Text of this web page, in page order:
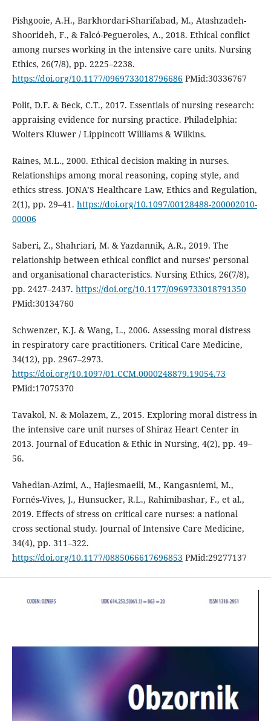
Pishgooie, A.H., Barkhordari-Sharifabad, M., Atashzadeh-
Shoorideh, F., & Falcó-Pegueroles, A., 2018. Ethical conflict
among nurses working in the intensive care units. Nursing
Ethics, 26(7/8), pp. 2225–2238.
https://doi.org/10.1177/0969733018796686 PMid:30336767
Polit, D.F. & Beck, C.T., 2017. Essentials of nursing research:
appraising evidence for nursing practice. Philadelphia:
Wolters Kluwer / Lippincott Williams & Wilkins.
Raines, M.L., 2000. Ethical decision making in nurses.
Relationships among moral reasoning, coping style, and
ethics stress. JONA’S Healthcare Law, Ethics and Regulation,
2(1), pp. 29–41. https://doi.org/10.1097/00128488-200002010-
00006
Saberi, Z., Shahriari, M. & Yazdannik, A.R., 2019. The
relationship between ethical conflict and nurses' personal
and organisational characteristics. Nursing Ethics, 26(7/8),
pp. 2427–2437. https://doi.org/10.1177/0969733018791350
PMid:30134760
Schwenzer, K.J. & Wang, L., 2006. Assessing moral distress
in respiratory care practitioners. Critical Care Medicine,
34(12), pp. 2967–2973.
https://doi.org/10.1097/01.CCM.0000248879.19054.73
PMid:17075370
Tavakol, N. & Molazem, Z., 2015. Exploring moral distress in
the intensive care unit nurses of Shiraz Heart Center in
2013. Journal of Education & Ethic in Nursing, 4(2), pp. 49–
56.
Vahedian-Azimi, A., Hajiesmaeili, M., Kangasniemi, M.,
Fornés-Vives, J., Hunsucker, R.L., Rahimibashar, F., et al.,
2019. Effects of stress on critical care nurses: a national
cross sectional study. Journal of Intensive Care Medicine,
34(4), pp. 311–322.
https://doi.org/10.1177/0885066617696853 PMid:29277137